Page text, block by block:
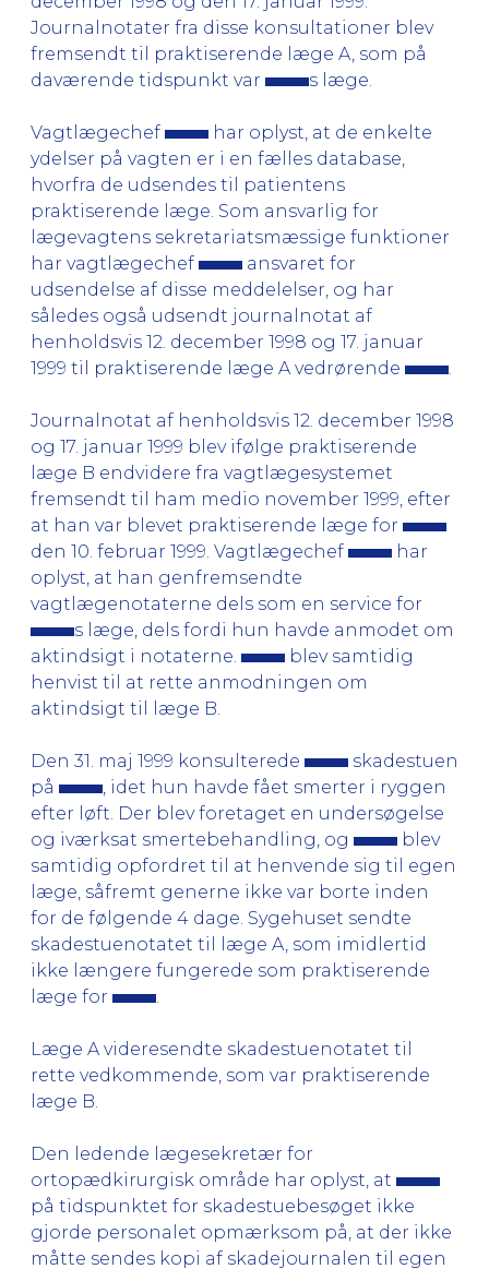
Journalnotater fra disse konsultationer blev
fremsendt til praktiserende læge A, som på
daværende tidspunkt var
s læge.
Vagtlægechef
har oplyst, at de enkelte
ydelser på vagten er i en fælles database,
hvorfra de udsendes til patientens
praktiserende læge. Som ansvarlig for
lægevagtens sekretariatsmæssige funktioner
har vagtlægechef
ansvaret for
udsendelse af disse meddelelser, og har
således også udsendt journalnotat af
henholdsvis 12. december 1998 og 17. januar
1999 til praktiserende læge A vedrørende
Journalnotat af henholdsvis 12. december 1998
og 17. januar 1999 blev ifølge praktiserende
læge B endvidere fra vagtlægesystemet
fremsendt til ham medio november 1999, efter
at han var blevet praktiserende læge for
den 10. februar 1999. Vagtlægechef
har
oplyst, at han genfremsendte
vagtlægenotaterne dels som en service for
s læge, dels fordi hun havde anmodet om
aktindsigt i notaterne.
blev samtidig
henvist til at rette anmodningen om
aktindsigt til læge B.
Den 31. maj 1999 konsulterede
skadestuen
på
, idet hun havde fået smerter i ryggen
efter løft. Der blev foretaget en undersøgelse
og iværksat smertebehandling, og
blev
samtidig opfordret til at henvende sig til egen
læge, såfremt generne ikke var borte inden
for de følgende 4 dage. Sygehuset sendte
skadestuenotatet til læge A, som imidlertid
ikke længere fungerede som praktiserende
læge for
Læge A videresendte skadestuenotatet til
rette vedkommende, som var praktiserende
læge B.
Den ledende lægesekretær for
ortopædkirurgisk område har oplyst, at
på tidspunktet for skadestuebesøget ikke
gjorde personalet opmærksom på, at der ikke
måtte sendes kopi af skadejournalen til egen